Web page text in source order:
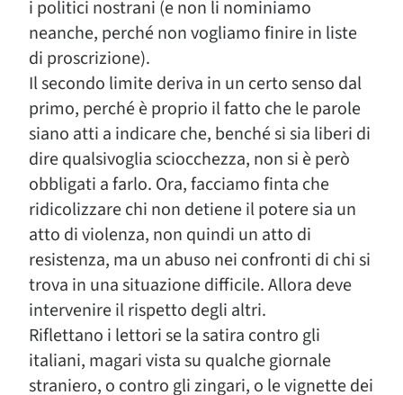
i politici nostrani (e non li nominiamo
neanche, perché non vogliamo finire in liste
di proscrizione).
Il secondo limite deriva in un certo senso dal
primo, perché è proprio il fatto che le parole
siano atti a indicare che, benché si sia liberi di
dire qualsivoglia sciocchezza, non si è però
obbligati a farlo. Ora, facciamo finta che
ridicolizzare chi non detiene il potere sia un
atto di violenza, non quindi un atto di
resistenza, ma un abuso nei confronti di chi si
trova in una situazione difficile. Allora deve
intervenire il rispetto degli altri.
Riflettano i lettori se la satira contro gli
italiani, magari vista su qualche giornale
straniero, o contro gli zingari, o le vignette dei